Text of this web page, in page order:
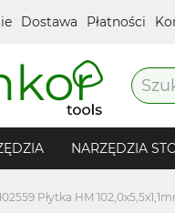
Dostawa Płatności
NARZĘDZIA
Płytka HM